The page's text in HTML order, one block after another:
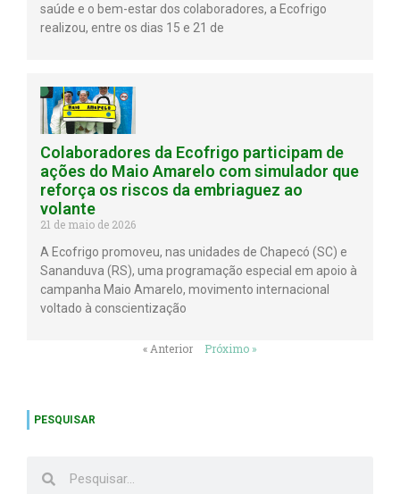
saúde e o bem-estar dos colaboradores, a Ecofrigo
realizou, entre os dias 15 e 21 de
Colaboradores da Ecofrigo participam de
ações do Maio Amarelo com simulador que
reforça os riscos da embriaguez ao
volante
21 de maio de 2026
A Ecofrigo promoveu, nas unidades de Chapecó (SC) e
Sananduva (RS), uma programação especial em apoio à
campanha Maio Amarelo, movimento internacional
voltado à conscientização
« Anterior Próximo »
PESQUISAR